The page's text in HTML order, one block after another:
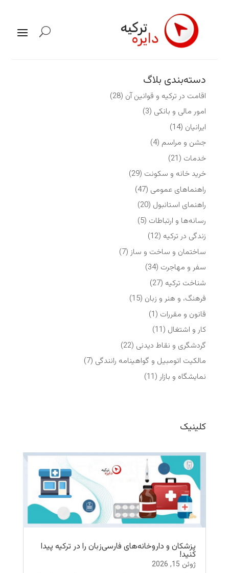
دسته‌بندی بلاگ
اقامت در ترکیه و قوانین آن (28)
امور مالی و بانکی (3)
ایرانیان (14)
جشن و مراسم (4)
خدمات (21)
خرید خانه و سکونت (29)
راهنماهای عمومی (47)
راهنمای استانبول (20)
رسانه‌ها و ارتباطات (5)
زندگی در ترکیه (12)
ساختمان و ساخت و ساز (7)
سفر و مهاجرت (34)
شناخت ترکیه (27)
فرهنگ، و هنر و زبان (15)
قانون و مقررات (1)
کار و اشتغال (11)
گردشگری و نقاط دیدنی (22)
مالکیت اتومبیل و گواهینامه رانندگی (7)
نمایشگاه‌ و بازار (11)
کلینیک
پزشکان و داروخانه‌های فارسی‌زبان را در ترکیه پیدا
کنید!
ژوئن 15, 2026